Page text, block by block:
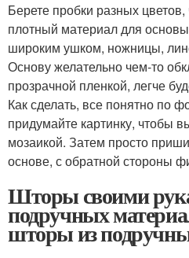
Берете пробки разных
плотный материал для
широким ушком, ножницы,
Основу желательно чем-то
прозрачной пленкой, легче
Как сделать, все понятно по
придумайте картинку, чтобы
мозаикой. Затем просто
основе, с обратной стороны
Шторы своими
подручных
шторы из